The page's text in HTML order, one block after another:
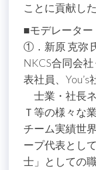
ことに貢献し
■モデレーター
①．新原 克弥
NKCS合同会
表社員、You’s
士業・社長
Ｔ等の様々な
チーム実績世
ープ代表とし
士」としての